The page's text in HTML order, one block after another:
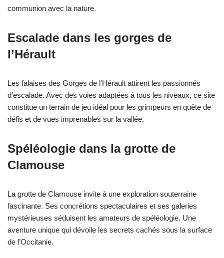
communion avec la nature.
Escalade dans les gorges de
l’Hérault
Les falaises des Gorges de l’Hérault attirent les passionnés
d’escalade. Avec des voies adaptées à tous les niveaux, ce site
constitue un terrain de jeu idéal pour les grimpeurs en quête de
défis et de vues imprenables sur la vallée.
Spéléologie dans la grotte de
Clamouse
La grotte de Clamouse invite à une exploration souterraine
fascinante. Ses concrétions spectaculaires et ses galeries
mystérieuses séduisent les amateurs de spéléologie. Une
aventure unique qui dévoile les secrets cachés sous la surface
de l’Occitanie.